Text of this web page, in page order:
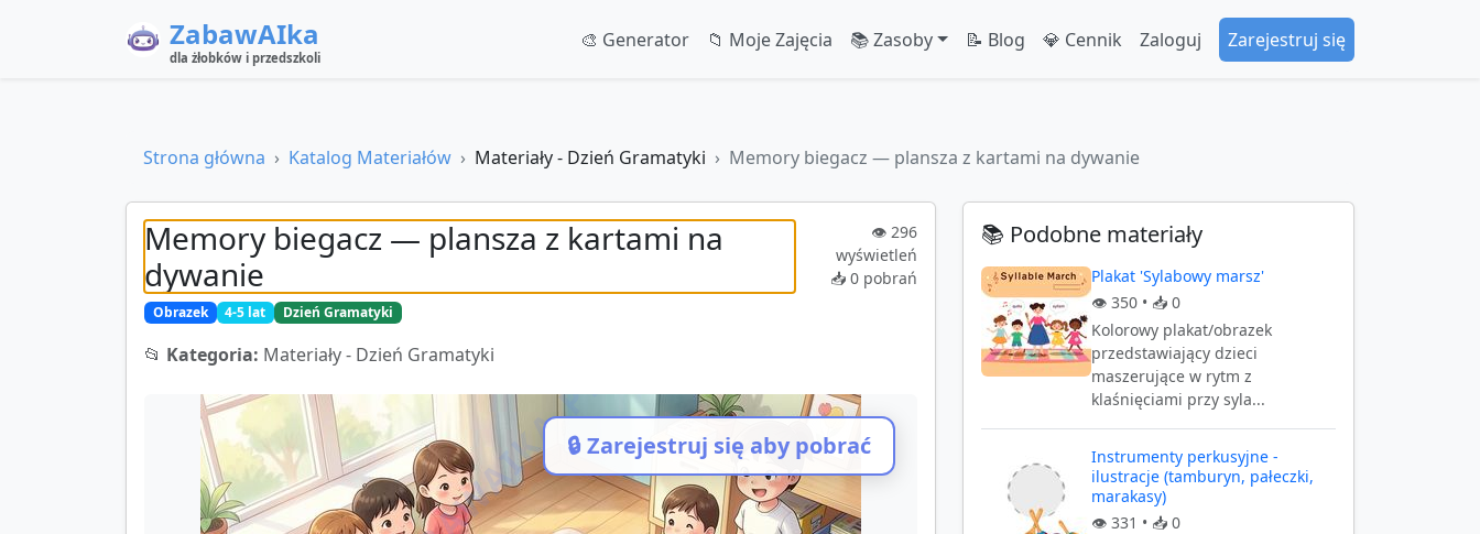
ZabawAIka
dla żłobków i przedszkoli
🎨 Generator 📁 Moje Zajęcia 📚 Zasoby 📝 Blog 💎 Cennik Zaloguj Zarejestruj się
Strona główna Katalog Materiałów Materiały - Dzień Gramatyki Memory biegacz — plansza z kartami na dywanie
Memory biegacz — plansza z kartami na
dywanie
Obrazek 4-5 lat Dzień Gramatyki
👁️ 296
wyświetleń
📥 0 pobrań
📂 Kategoria: Materiały - Dzień Gramatyki
ZABAWAIKA.PL🔒 Zarejestruj się aby pobrać
📚 Podobne materiały
Plakat 'Sylabowy marsz'
👁️ 350 • 📥 0
Kolorowy plakat/obrazek
przedstawiający dzieci
maszerujące w rytm z
klaśnięciami przy syla...
Instrumenty perkusyjne -
ilustracje (tamburyn, pałeczki,
marakasy)
👁️ 331 • 📥 0